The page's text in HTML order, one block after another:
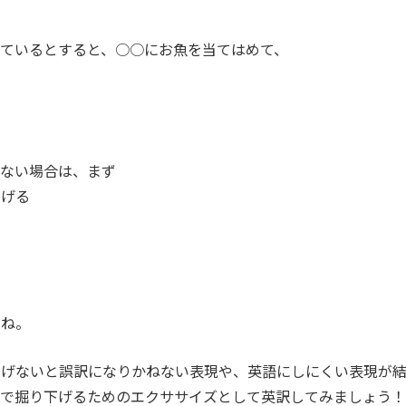
いるとすると、○○にお魚を当てはめて、
い場合は、まず
る
。
ないと誤訳になりかねない表現や、英語にしにくい表現が結
掘り下げるためのエクササイズとして英訳してみましょう！